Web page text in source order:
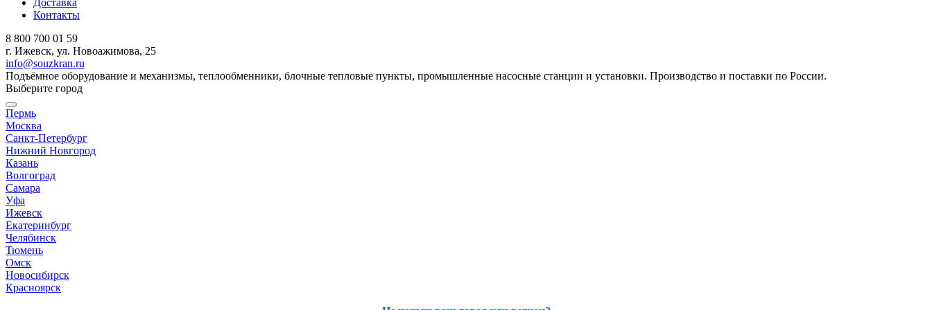
Контакты
8 800 700 01 59
г. Ижевск, ул. Новоажимова, 25
info@souzkran.ru
Подъёмное оборудование и механизмы, теплообменники, блочные тепловые пункты, промышленные насосные станции и установки. Производство и поставки по России.
Выберите город
Пермь
Москва
Санкт-Петербург
Нижний Новгород
Казань
Волгоград
Самара
Уфа
Ижевск
Екатеринбург
Челябинск
Тюмень
Омск
Новосибирск
Красноярск